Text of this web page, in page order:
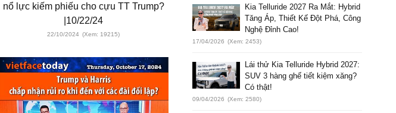
nổ lực kiếm phiếu cho cựu TT Trump?
|10/22/24
22/10/2024 (Xem: 19215)
Kia Telluride 2027 Ra Mắt: Hybrid
Tăng Áp, Thiết Kế Đột Phá, Công
Nghệ Đỉnh Cao!
17/04/2026 (Xem: 2453)
Lái thử Kia Telluride Hybrid 2027:
SUV 3 hàng ghế tiết kiệm xăng?
Có thật!
09/04/2026 (Xem: 2580)